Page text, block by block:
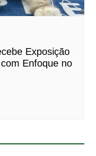
Exposição
Enfoque no